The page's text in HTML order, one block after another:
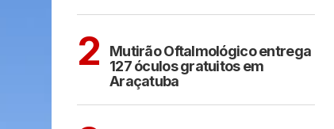
2
Mutirão Oftalmológico entrega
127 óculos gratuitos em
Araçatuba